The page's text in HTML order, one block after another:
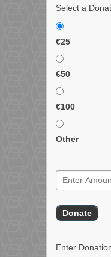
Select a
€25
€50
€100
Other
Enter